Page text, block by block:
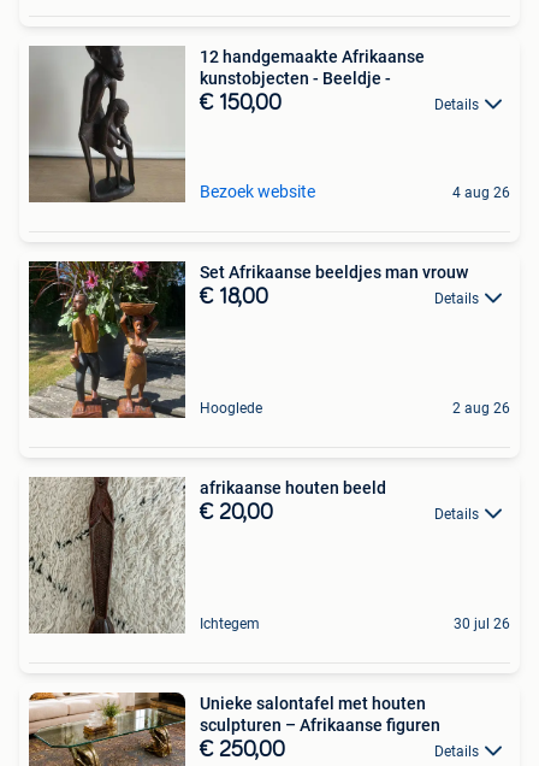
12 handgemaakte Afrikaanse
kunstobjecten - Beeldje -
€ 150,00 Details
Bezoek website 4 aug 26
Set Afrikaanse beeldjes man vrouw
€ 18,00 Details
Hooglede 2 aug 26
afrikaanse houten beeld
€ 20,00 Details
Ichtegem 30 jul 26
Unieke salontafel met houten
sculpturen – Afrikaanse figuren
€ 250,00 Details